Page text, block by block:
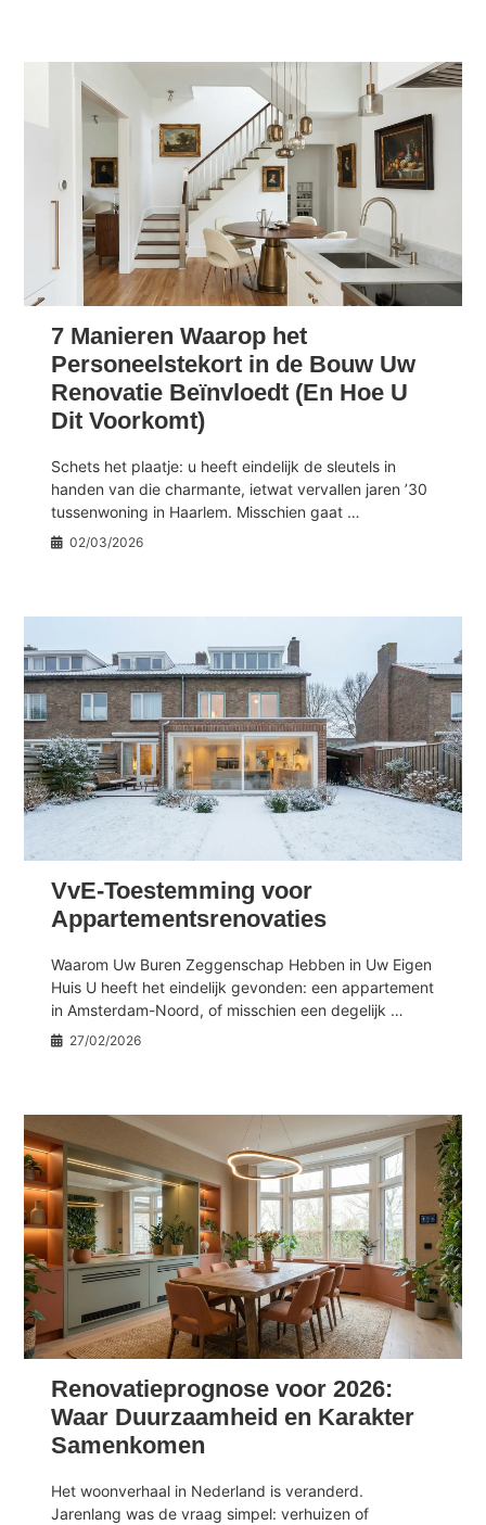
7 Manieren Waarop het
Personeelstekort in de Bouw Uw
Renovatie Beïnvloedt (En Hoe U
Dit Voorkomt)
Schets het plaatje: u heeft eindelijk de sleutels in
handen van die charmante, ietwat vervallen jaren ’30
tussenwoning in Haarlem. Misschien gaat …
02/03/2026
VvE-Toestemming voor
Appartementsrenovaties
Waarom Uw Buren Zeggenschap Hebben in Uw Eigen
Huis U heeft het eindelijk gevonden: een appartement
in Amsterdam-Noord, of misschien een degelijk …
27/02/2026
Renovatieprognose voor 2026:
Waar Duurzaamheid en Karakter
Samenkomen
Het woonverhaal in Nederland is veranderd.
Jarenlang was de vraag simpel: verhuizen of